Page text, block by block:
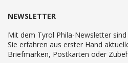
NEWSLETTER
Mit dem Tyrol Phila-Newsletter
Sie erfahren aus erster Hand
Briefmarken, Postkarten oder